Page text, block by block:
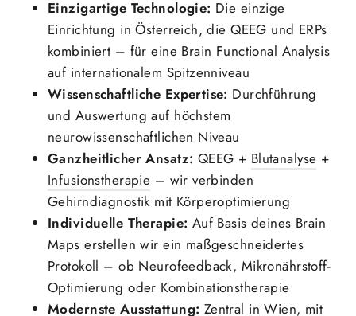
Einzigartige Technologie: Die einzige
Einrichtung in Österreich, die QEEG und ERPs
kombiniert – für eine Brain Functional Analysis
auf internationalem Spitzenniveau
Wissenschaftliche Expertise: Durchführung
und Auswertung auf höchstem
neurowissenschaftlichen Niveau
Ganzheitlicher Ansatz: QEEG + Blutanalyse +
Infusionstherapie – wir verbinden
Gehirndiagnostik mit Körperoptimierung
Individuelle Therapie: Auf Basis deines Brain
Maps erstellen wir ein maßgeschneidertes
Protokoll – ob Neurofeedback, Mikronährstoff-
Optimierung oder Kombinationstherapie
Modernste Ausstattung: Zentral in Wien, mit